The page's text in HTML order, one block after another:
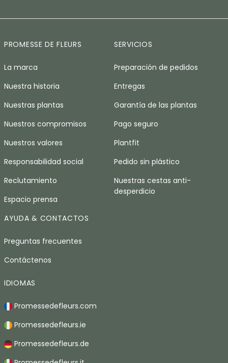
PROMESSE DE FLEURS
La marca
Nuestra historia
Nuestras plantas
Nuestros compromisos
Nuestros valores
Responsabilidad social
Reclutamiento
Espacio prensa
SERVICIOS
Preparación de pedidos
Entregas
Garantía de las plantas
Pago seguro
Plantfit
Pedido sin plástico
Nuestras cestas anti-
desperdicio
AYUDA & CONTACTOS
Preguntas frecuentes
Contáctenos
IDIOMAS
Promessedefleurs.com
Promessedefleurs.ie
Promessedefleurs.de